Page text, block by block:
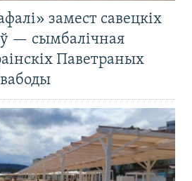
замест савецкіх
— сымбалічная
Паветраных